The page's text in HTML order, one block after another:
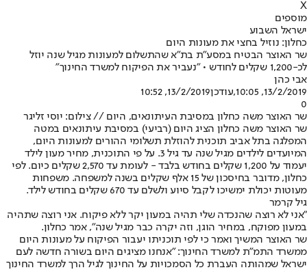
X
מוספים
ישראל השבוע
כחלון: נוזיל בחצי את מעונות היום
שר האוצר הבטיח במסע"ת בת"א שהתשלום למעונות מגיל שנה יוזל
לכ-1,200 שקלים לחודש • "נעביר את הפיקוח למשרד החינוך"
אבי כהן
13/2/2019, 10:05
,עודכן13/2/2019, 10:52
0
שר האוצר משה כחלון במסיבת העיתונאים, היום // צילום: יוסי זליגר
שר האוצר משה כחלון הציג היום (רביעי) במסיבת עיתונאים במטה
המפלגה בתל אביב תוכנית להוזלת תשלומי ההורים למעונות היום,
המיועדים לילדים מגיל שנה עד גיל 3. על פי התוכנית, מחיר מעון לילד
יעמוד על 1,200 שקלים בחודש בלבד - לעומת עד 2,570 שקלים כיום. לפי
כחלון, מדובר בחיסכון של 15 אלף שקלים בשנה למשפחה. משפחות
מעוטות יכולת ימשיכו לקבל סיוע ולשלם עד 670 שקלים בחודש לילד.
גיל קרמר
"אני לא רוצה שהנכדה שלי תהיה במעון יקר ללא פיקוח. אני רוצה שתהיה
במעון מפוקח, במחיר הוגן, וזה יקרה כבר מגיל שנה", אמר כחלון.
שר האוצר המשיך ואמר כי לפי תוכניתו יעבור הפיקוח על מעונות היום
ממשרד התמ"ת למשרד החינוך: "אנחנו מציגים היום בשורה חדשה לעם
ישראל שמהותה העברת כל הסמכויות על החינוך לגיל הרך למשרד החינוך